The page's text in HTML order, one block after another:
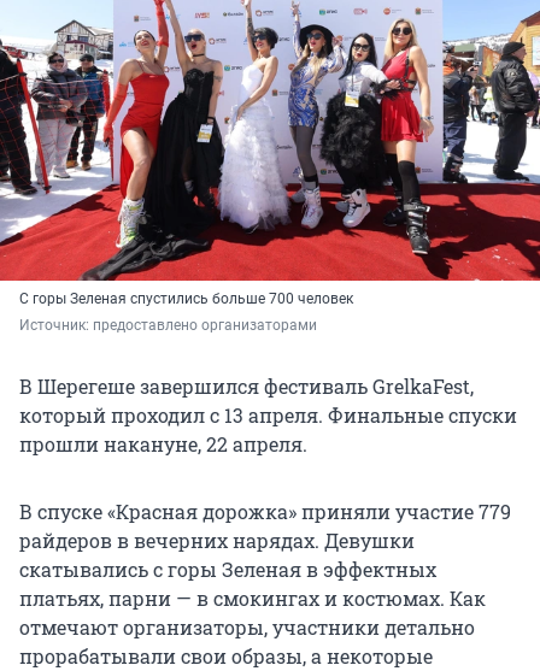
С горы Зеленая спустились больше 700 человек
Источник: предоставлено организаторами
В Шерегеше завершился фестиваль GrelkaFest,
который проходил с 13 апреля. Финальные спуски
прошли накануне, 22 апреля.
В спуске «Красная дорожка» приняли участие 779
райдеров в вечерних нарядах. Девушки
скатывались с горы Зеленая в эффектных
платьях, парни — в смокингах и костюмах. Как
отмечают организаторы, участники детально
прорабатывали свои образы, а некоторые